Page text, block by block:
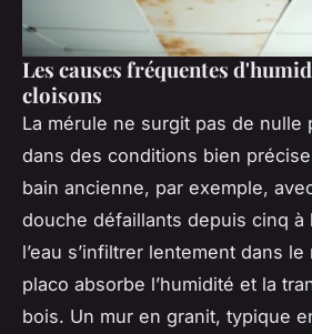
Les causes fréquentes
cloisons
La mérule ne surgit pas de nulle
dans des conditions bien
bain ancienne, par exemple,
douche défaillants depuis cinq à
l’eau s’infiltrer lentement dans
placo absorbe l’humidité et la
bois. Un mur en granit, typique